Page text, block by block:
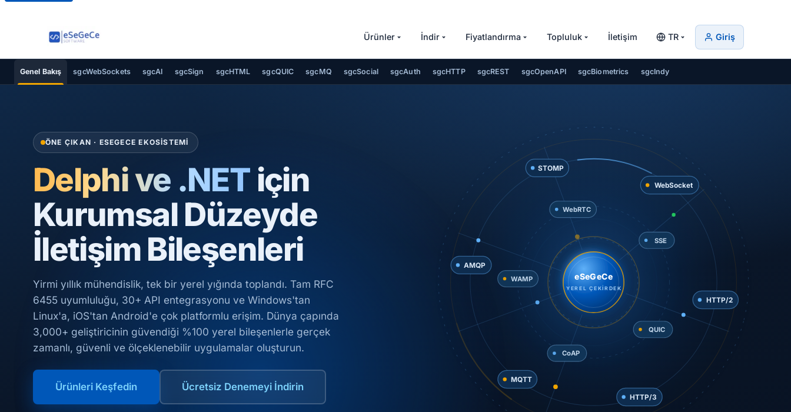
Ürünler İndir Fiyatlandırma Topluluk İletişim TR Giriş
Genel Bakış sgcWebSockets sgcAI sgcSign sgcHTML sgcQUIC sgcMQ sgcSocial sgcAuth sgcHTTP sgcREST sgcOpenAPI sgcBiometrics sgcIndy
ÖNE ÇIKAN · ESEGECE EKOSISTEMI
Delphi ve .NET için
Kurumsal Düzeyde
İletişim Bileşenleri
Yirmi yıllık mühendislik, tek bir yerel yığında toplandı. Tam RFC
6455 uyumluluğu, 30+ API entegrasyonu ve Windows'tan
Linux'a, iOS'tan Android'e çok platformlu erişim. Dünya çapında
3,000+ geliştiricinin güvendiği %100 yerel bileşenlerle gerçek
zamanlı, güvenli ve ölçeklenebilir uygulamalar oluşturun.
Ürünleri Keşfedin Ücretsiz Denemeyi İndirin
WebSocket
HTTP/2
HTTP/3
MQTT
AMQP
STOMP
WAMP
WebRTC
SSE
QUIC
CoAP
eSeGeCe
YEREL ÇEKİRDEK